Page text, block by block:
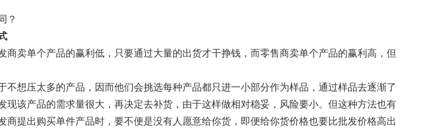
？
商卖单个产品的赢利低，只要通过大量的出货才干挣钱，而零售商卖单个产品的赢利高，但
不想压太多的产品，因而他们会挑选每种产品都只进一小部分作为样品，通过样品去逐渐了
现该产品的需求量很大，再决定去补货，由于这样做相对稳妥，风险要小。但这种方法也有
商提出购买单件产品时，要不便是没有人愿意给你货，即便给你货价格也要比批发价格高出